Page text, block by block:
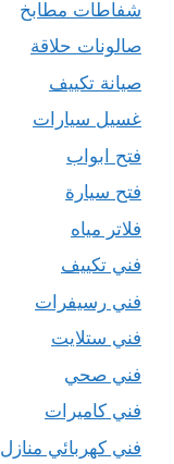
شفاطات مطابخ
صالونات حلاقة
صيانة تكييف
غسيل سيارات
فتح ابواب
فتح سيارة
فلاتر مياه
فني تكييف
فني رسيفرات
فني ستلايت
فني صحي
فني كاميرات
فني كهربائي منازل